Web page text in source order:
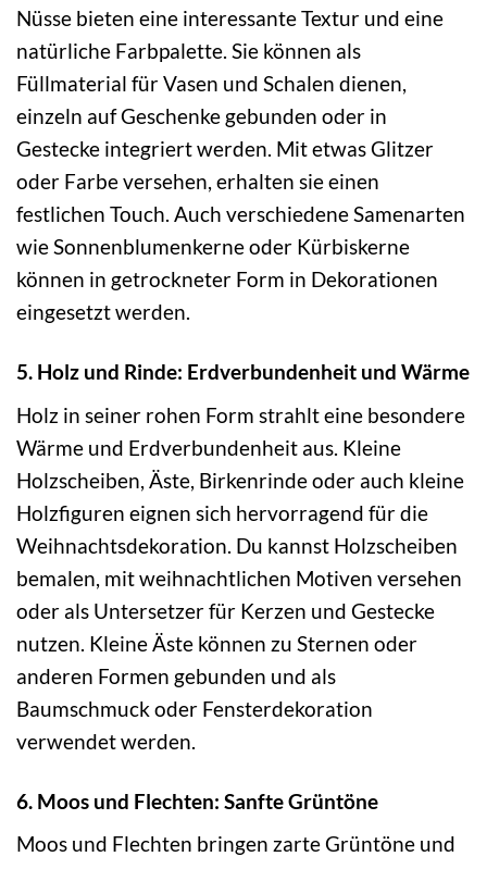
Nüsse bieten eine interessante Textur und eine
natürliche Farbpalette. Sie können als
Füllmaterial für Vasen und Schalen dienen,
einzeln auf Geschenke gebunden oder in
Gestecke integriert werden. Mit etwas Glitzer
oder Farbe versehen, erhalten sie einen
festlichen Touch. Auch verschiedene Samenarten
wie Sonnenblumenkerne oder Kürbiskerne
können in getrockneter Form in Dekorationen
eingesetzt werden.
5. Holz und Rinde: Erdverbundenheit und Wärme
Holz in seiner rohen Form strahlt eine besondere
Wärme und Erdverbundenheit aus. Kleine
Holzscheiben, Äste, Birkenrinde oder auch kleine
Holzfiguren eignen sich hervorragend für die
Weihnachtsdekoration. Du kannst Holzscheiben
bemalen, mit weihnachtlichen Motiven versehen
oder als Untersetzer für Kerzen und Gestecke
nutzen. Kleine Äste können zu Sternen oder
anderen Formen gebunden und als
Baumschmuck oder Fensterdekoration
verwendet werden.
6. Moos und Flechten: Sanfte Grüntöne
Moos und Flechten bringen zarte Grüntöne und